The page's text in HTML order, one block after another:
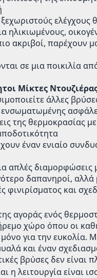
ελέγχους
ηλικιωμένους,
ακριβοί, παρέχουν
σε μια ποικιλία
Μίκτες
άλλες
της θερμοκρασίας
έναν ενιαίο
απλές
δαπανηροί,
φινιρίσματος και
αγοράς ενός
χώρο όπου οι
για την ευκολία.
και έναν
βρύσες δεν
η λειτουργία είναι